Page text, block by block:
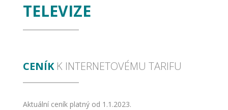
TELEVIZE
CENÍKK INTERNETOVÉMU TARIFU
Aktuální ceník platný od 1.1.2023.